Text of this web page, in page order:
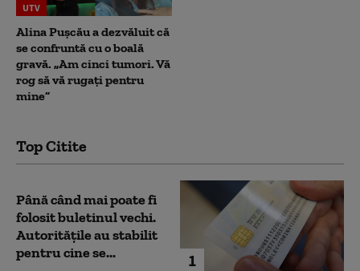
UTV
Alina Pușcău a dezvăluit că
se confruntă cu o boală
gravă. „Am cinci tumori. Vă
rog să vă rugați pentru
mine”
Top Citite
1
Până când mai poate fi
folosit buletinul vechi.
Autoritățile au stabilit
pentru cine se...